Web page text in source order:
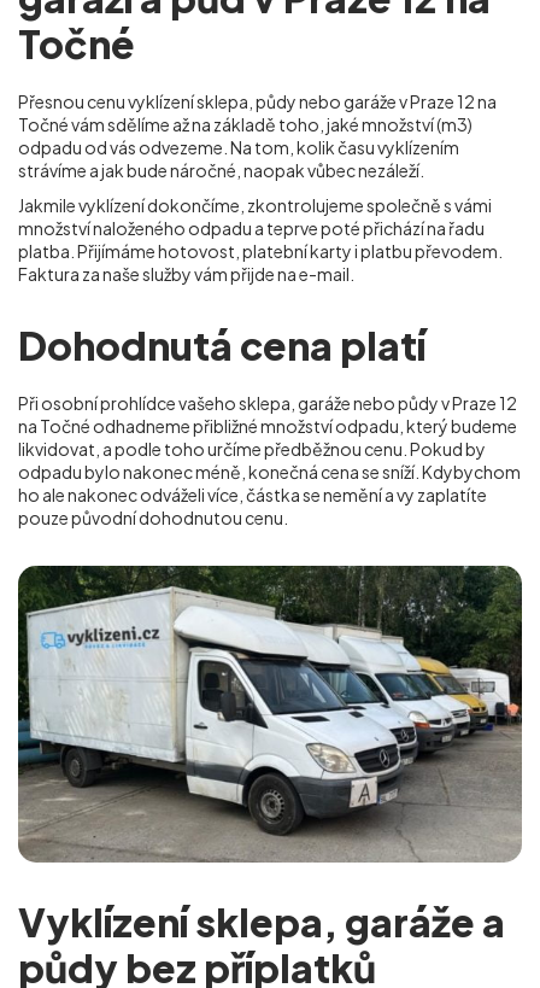
Točné
Přesnou cenu vyklízení sklepa, půdy nebo garáže v Praze 12 na
Točnévám sdělíme až na základě toho, jaké množství (m3)
odpadu od vás odvezeme. Na tom, kolik času vyklízením
strávíme a jak bude náročné, naopak vůbec nezáleží.
Jakmile vyklízení dokončíme, zkontrolujeme společně s vámi
množství naloženého odpadu a teprve poté přichází na řadu
platba. Přijímáme hotovost, platební karty i platbu převodem.
Faktura za naše služby vám přijde na e-mail.
Dohodnutá cena platí
Při osobní prohlídce vašeho sklepa, garáže nebo půdy v Praze 12
na Točné odhadneme přibližné množství odpadu, který budeme
likvidovat, a podle toho určíme předběžnou cenu. Pokud by
odpadu bylo nakonec méně, konečná cena se sníží. Kdybychom
ho ale nakonec odváželi více, částka se nemění a vy zaplatíte
pouze původní dohodnutou cenu.
Vyklízení sklepa, garáže a
půdy bez příplatků